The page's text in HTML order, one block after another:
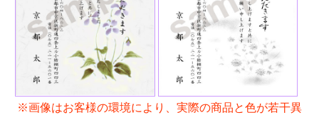
※画像はお客様の環境により、実際の商品と色が若干異